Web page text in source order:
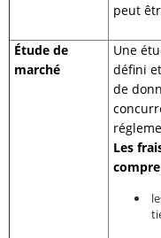
peut
Étude de
marché
Une
défini
de
Les